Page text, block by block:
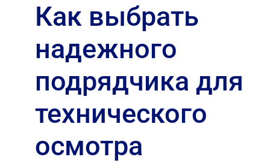
Как выбрать
надежного
подрядчика для
технического
осмотра